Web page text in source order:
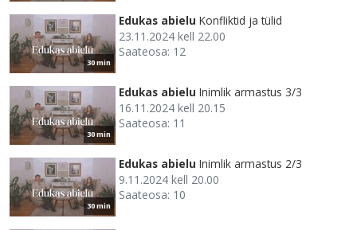
30 min
Edukas abielu Konfliktid ja tülid
23.11.2024 kell 22.00
Saateosa: 12
30 min
Edukas abielu Inimlik armastus 3/3
16.11.2024 kell 20.15
Saateosa: 11
30 min
Edukas abielu Inimlik armastus 2/3
9.11.2024 kell 20.00
Saateosa: 10